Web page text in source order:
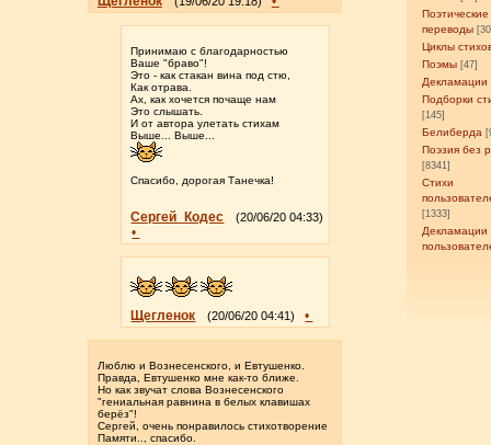
Поэтические
переводы
Циклы
Поэмы [47]
Декламации
Подборки
[145]
Белиберда
Поэзия без
[8341]
Стихи
[1333]
Декламации
Принимаю с благодарностью
Ваше "браво"!
Это - как стакан вина под стю,
Как отрава.
Ах, как хочется почаще нам
Это слышать.
И от автора улетать стихам
Выше... Выше...
Спасибо, дорогая Танечка!
Сергей_Кодес (20/06/20 04:33)
•
Щегленок (20/06/20 04:41) •
Люблю и Вознесенского, и Евтушенко.
Правда, Евтушенко мне как-то ближе.
Но как звучат слова Вознесенского
"гениальная равнина в белых клавишах
берёз"!
Сергей, очень понравилось стихотворение
Памяти.., спасибо.